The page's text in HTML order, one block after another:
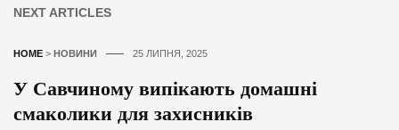
NEXT ARTICLES
HOME > НОВИНИ 25 ЛИПНЯ, 2025
У Савчиному випікають домашні
смаколики для захисників